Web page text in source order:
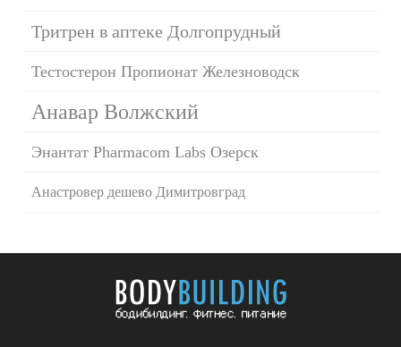
Тритрен в аптеке Долгопрудный
Тестостерон Пропионат Железноводск
Анавар Волжский
Энантат Pharmacom Labs Озерск
Анастровер дешево Димитровград